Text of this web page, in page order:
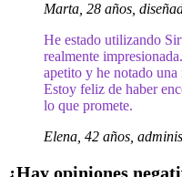
Marta, 28 años,
He estado utilizando
realmente
apetito y he notado
Estoy feliz de haber
lo que promete.
Elena, 42 años,
¿Hay opiniones